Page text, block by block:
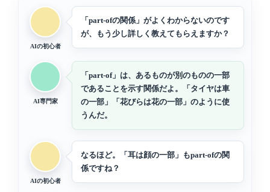
AIの初心者
「part-ofの関係」がよくわからないのです
が、もう少し詳しく教えてもらえますか？
AI専門家
「part-of」は、あるものが別のものの一部
であることを示す関係だよ。「タイヤは車
の一部」「花びらは花の一部」のように使
うんだ。
AIの初心者
なるほど。「耳は顔の一部」もpart-ofの関
係ですね？